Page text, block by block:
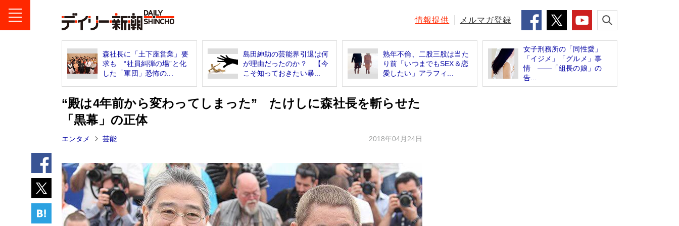
情報提供 メルマガ登録
森社長に「土下座営業」要
求も “社員糾弾の場”と化
した「軍団」恐怖の...
島田紳助の芸能界引退は何
が理由だったのか？ 【今
こそ知っておきたい暴...
熟年不倫、二股三股は当た
り前「いつまでもSEX＆恋
愛したい」アラフィ...
女子刑務所の「同性愛」
「イジメ」「グルメ」事
情 ――「組長の娘」の
告...
“殿は4年前から変わってしまった” たけしに森社長を斬らせた
「黒幕」の正体
エンタメ 芸能 2018年04月24日